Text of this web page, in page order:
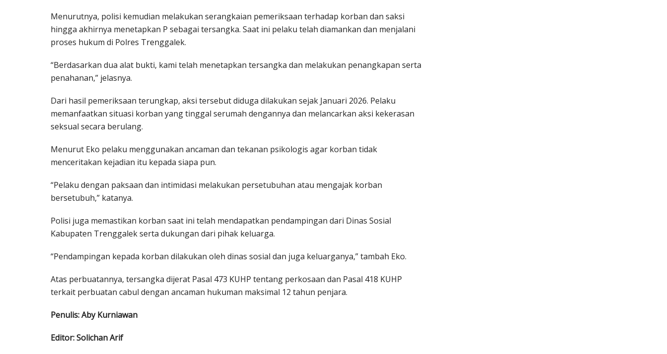
Menurutnya, polisi kemudian melakukan serangkaian pemeriksaan terhadap korban dan saksi
hingga akhirnya menetapkan P sebagai tersangka. Saat ini pelaku telah diamankan dan menjalani
proses hukum di Polres Trenggalek.
“Berdasarkan dua alat bukti, kami telah menetapkan tersangka dan melakukan penangkapan serta
penahanan,” jelasnya.
Dari hasil pemeriksaan terungkap, aksi tersebut diduga dilakukan sejak Januari 2026. Pelaku
memanfaatkan situasi korban yang tinggal serumah dengannya dan melancarkan aksi kekerasan
seksual secara berulang.
Menurut Eko pelaku menggunakan ancaman dan tekanan psikologis agar korban tidak
menceritakan kejadian itu kepada siapa pun.
“Pelaku dengan paksaan dan intimidasi melakukan persetubuhan atau mengajak korban
bersetubuh,” katanya.
Polisi juga memastikan korban saat ini telah mendapatkan pendampingan dari Dinas Sosial
Kabupaten Trenggalek serta dukungan dari pihak keluarga.
“Pendampingan kepada korban dilakukan oleh dinas sosial dan juga keluarganya,” tambah Eko.
Atas perbuatannya, tersangka dijerat Pasal 473 KUHP tentang perkosaan dan Pasal 418 KUHP
terkait perbuatan cabul dengan ancaman hukuman maksimal 12 tahun penjara.
Penulis: Aby Kurniawan
Editor: Solichan Arif